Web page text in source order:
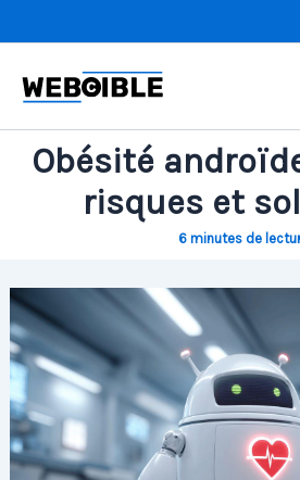
au
Obésité
risques et
6 minutes de